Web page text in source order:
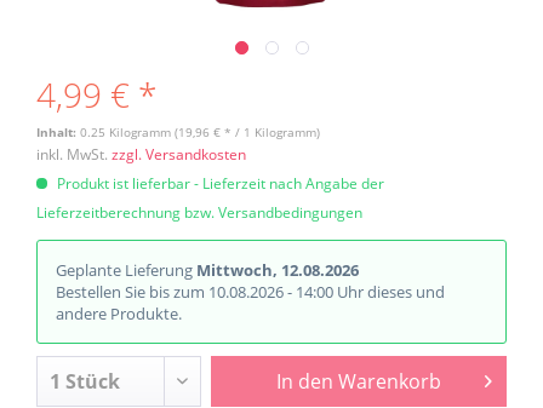
4,99 € *
Inhalt: 0.25 Kilogramm (19,96 € * / 1 Kilogramm)
inkl. MwSt. zzgl. Versandkosten
Produkt ist lieferbar - Lieferzeit nach Angabe der
Lieferzeitberechnung bzw. Versandbedingungen
Geplante Lieferung Mittwoch, 12.08.2026
Bestellen Sie bis zum 10.08.2026 - 14:00 Uhr dieses und
andere Produkte.
In den Warenkorb